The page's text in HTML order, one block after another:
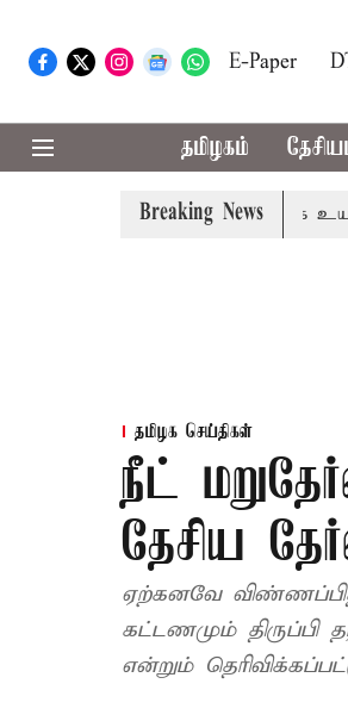
E-Paper
தமிழகம்
Breaking News
மக்களவை தொகுதிகள் 59 ஆக
தமிழக செய்திகள்
நீட்
தேசிய
ஏற்கனவே
கட்டணமும் திருப்பி
என்றும்